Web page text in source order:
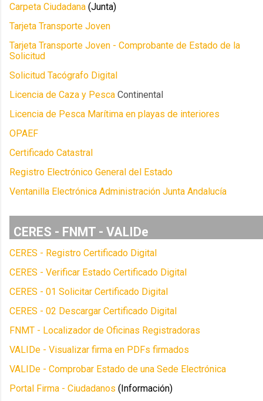
Carpeta Ciudadana (Junta)
Tarjeta Transporte Joven
Tarjeta Transporte Joven - Comprobante de Estado de la
Solicitud
Solicitud Tacógrafo Digital
Licencia de Caza y Pesca Continental
Licencia de Pesca Marítima en playas de interiores
OPAEF
Certificado Catastral
Registro Electrónico General del Estado
Ventanilla Electrónica Administración Junta Andalucía
CERES - FNMT - VALIDe
CERES - Registro Certificado Digital
CERES - Verificar Estado Certificado Digital
CERES - 01 Solicitar Certificado Digital
CERES - 02 Descargar Certificado Digital
FNMT - Localizador de Oficinas Registradoras
VALIDe - Visualizar firma en PDFs firmados
VALIDe - Comprobar Estado de una Sede Electrónica
Portal Firma - Ciudadanos (Información)